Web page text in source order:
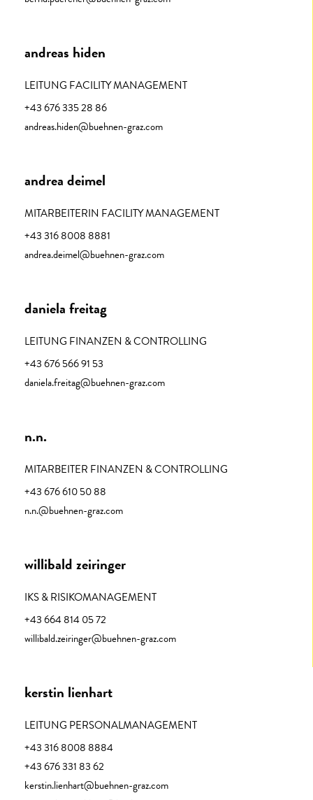
andreas hiden
LEITUNG FACILITY MANAGEMENT
+43 676 335 28 86
andreas.hiden@buehnen-graz.com
andrea deimel​
MITARBEITERIN FACILITY MANAGEMENT
+43 316 8008 8881
andrea.deimel@buehnen-graz.com
daniela freitag
LEITUNG FINANZEN & CONTROLLING
+43 676 566 91 53
daniela.freitag@buehnen-graz.com
n.n.
MITARBEITER FINANZEN & CONTROLLING
+43 676 610 50 88
n.n.@buehnen-graz.com
willibald zeiringer​
IKS & RISIKOMANAGEMENT
+43 664 814 05 72
willibald.zeiringer@buehnen-graz.com
kerstin lienhart​
LEITUNG PERSONALMANAGEMENT
+43 316 8008 8884
+43 676 331 83 62
kerstin.lienhart@buehnen-graz.com